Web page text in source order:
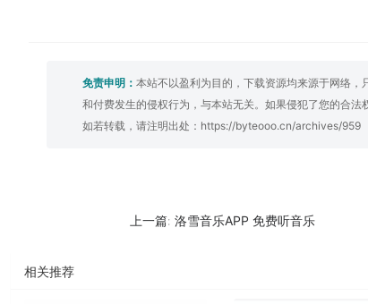
免责申明： 本站不以盈利为目的，下载资源均来源于网络
和付费发生的侵权行为，与本站无关。如果侵犯了您的合
如若转载，请注明出处： https://byteooo.cn/archives/959
上一篇: 洛雪音乐APP 免费听音乐
相关推荐